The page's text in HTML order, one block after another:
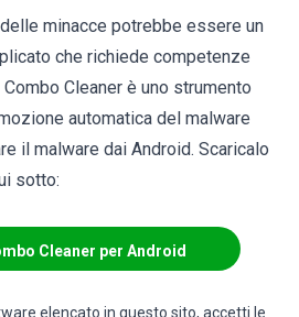
minacce potrebbe essere un
che richiede competenze
Cleaner è uno strumento
automatica del malware
il malware dai Android. Scaricalo
sotto:
Cleaner per Android
elencato in questo sito, accetti le